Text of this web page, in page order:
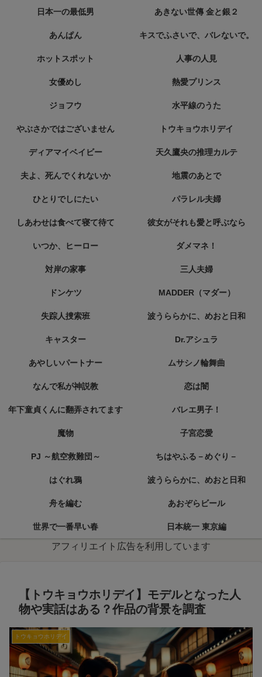
日本一の最低男 あきない世傳 金と銀２
あんぱん キスでふさいで、バレないで。
ホットスポット 人事の人見
女優めし 熱愛プリンス
ジョフウ 水平線のうた
やぶさかではございません トウキョウホリデイ
ディアマイベイビー 天久鷹央の推理カルテ
夫よ、死んでくれないか 地震のあとで
ひとりでしにたい パラレル夫婦
しあわせは食べて寝て待て 彼女がそれも愛と呼ぶなら
いつか、ヒーロー ダメマネ！
対岸の家事 三人夫婦
ドンケツ MADDER（マダー）
失踪人捜索班 波うららかに、めおと日和
キャスター Dr.アシュラ
あやしいパートナー ムサシノ輪舞曲
なんで私が神説教 恋は闇
年下童貞くんに翻弄されてます バレエ男子！
魔物 子宮恋愛
PJ ～航空救難団～ ちはやふる－めぐり－
はぐれ鴉 波うららかに、めおと日和
舟を編む あおぞらビール
世界で一番早い春 日本統一 東京編
アフィリエイト広告を利用しています
【トウキョウホリデイ】モデルとなった人
物や実話はある？作品の背景を調査
トウキョウホリデイ